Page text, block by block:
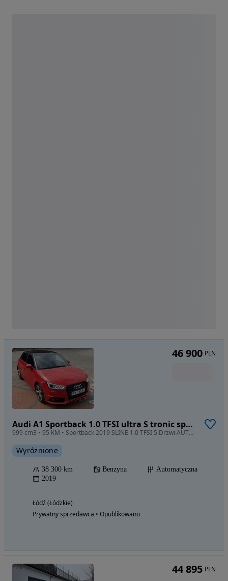
Audi A1 Sportback 1.0 TFSI ultra S tronic sport
999 cm3 • 95 KM • Sportback 2019 SLINE 1.0 TFSI 5 Drzwi AUTOMAT Stronic 38300 przebiegu
Wyróżnione
38 300 km Benzyna
Automatyczna
2019
Łódź (Łódzkie)
Prywatny sprzedawca • Opublikowano
46 900 PLN
44 895 PLN